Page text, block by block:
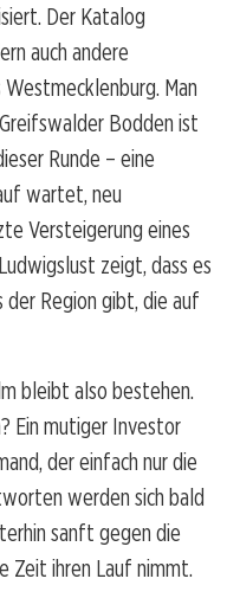
Der Katalog
auch andere
Man
Bodden ist
Runde – eine
wartet, neu
Versteigerung eines
zeigt, dass es
der Region gibt, die auf
bleibt also bestehen.
Ein mutiger Investor
der einfach nur die
werden sich bald
sanft gegen die
Zeit ihren Lauf nimmt.